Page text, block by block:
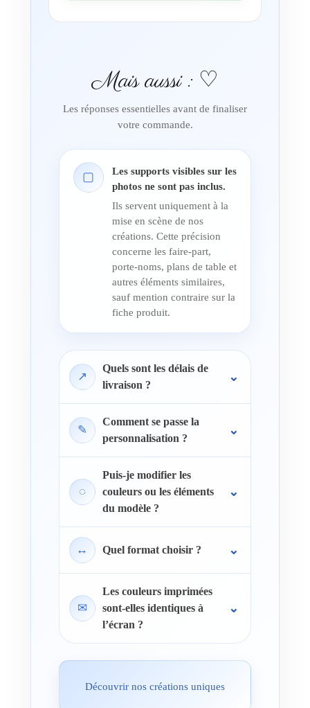
Mais aussi : ♡
Les réponses essentielles avant de finaliser
votre commande.
▢
Les supports visibles sur les
photos ne sont pas inclus.
Ils servent uniquement à la
mise en scène de nos
créations. Cette précision
concerne les faire-part,
porte-noms, plans de table et
autres éléments similaires,
sauf mention contraire sur la
fiche produit.
↗
Quels sont les délais de
livraison ?
✎
Comment se passe la
personnalisation ?
◌
Puis-je modifier les
couleurs ou les éléments
du modèle ?
↔ Quel format choisir ?
✉
Les couleurs imprimées
sont-elles identiques à
l’écran ?
Découvrir nos créations uniques